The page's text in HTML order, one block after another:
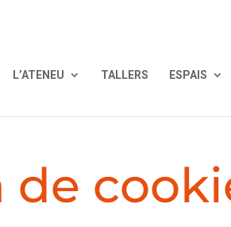
L’ATENEU TALLERS ESPAIS
de